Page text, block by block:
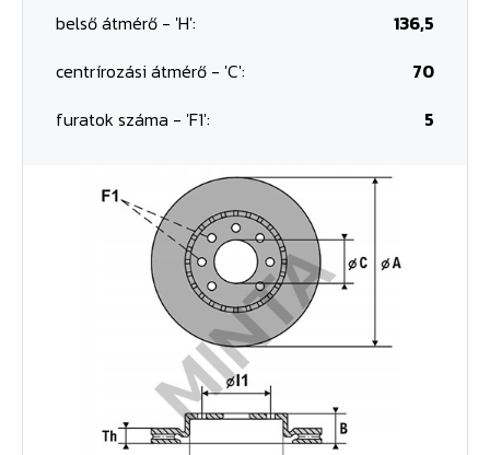
belső átmérő - 'H':
136,5
centrírozási átmérő - 'C':
70
furatok száma - 'F1':
5